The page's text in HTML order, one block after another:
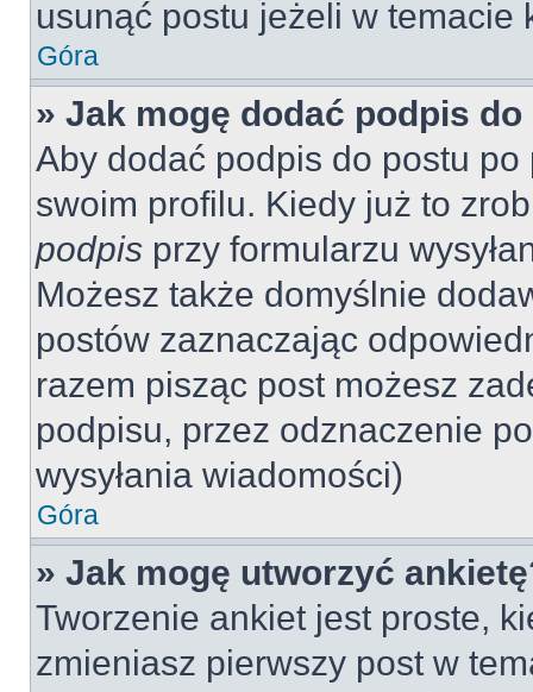
usunąć postu jeżeli w temacie
Góra
» Jak mogę dodać podpis
Aby dodać podpis do postu
swoim profilu. Kiedy już to
podpis przy formularzu
Możesz także domyślnie
postów zaznaczając
razem pisząc post możesz
podpisu, przez odznaczenie
wysyłania wiadomości)
Góra
» Jak mogę utworzyć
Tworzenie ankiet jest proste,
zmieniasz pierwszy post w